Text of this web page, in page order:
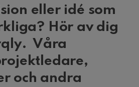
eller idé som
Hör av dig
Våra
och andra